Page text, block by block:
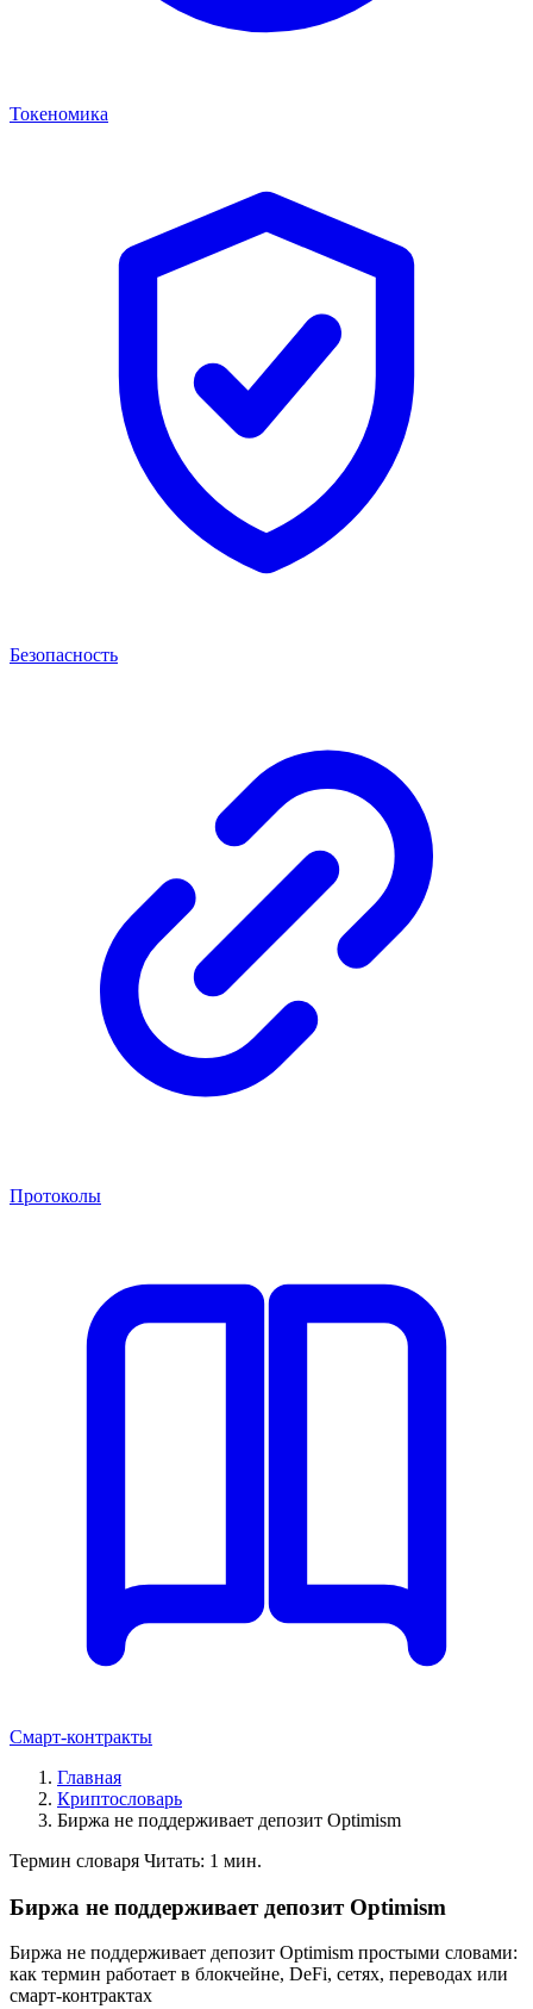
Токеномика
Безопасность
Протоколы
Смарт-контракты
Главная
Криптословарь
Биржа не поддерживает депозит Optimism
Термин словаря Читать: 1 мин.
Биржа не поддерживает депозит Optimism
Биржа не поддерживает депозит Optimism простыми словами:
как термин работает в блокчейне, DeFi, сетях, переводах или
смарт-контрактах